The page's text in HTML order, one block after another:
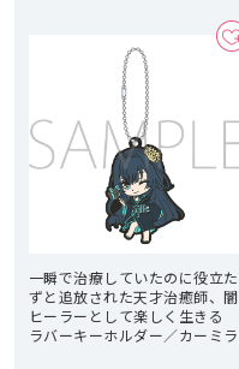
一瞬で治療していたのに役立た
ずと追放された天才治癒師、闇
ヒーラーとして楽しく生きる
ラバーキーホルダー／カーミラ